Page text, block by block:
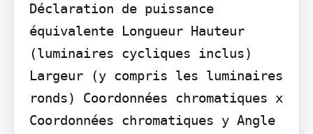
Déclaration de puissance
équivalente Longueur Hauteur
(luminaires cycliques inclus)
Largeur (y compris les luminaires
ronds) Coordonnées chromatiques x
Coordonnées chromatiques y Angle